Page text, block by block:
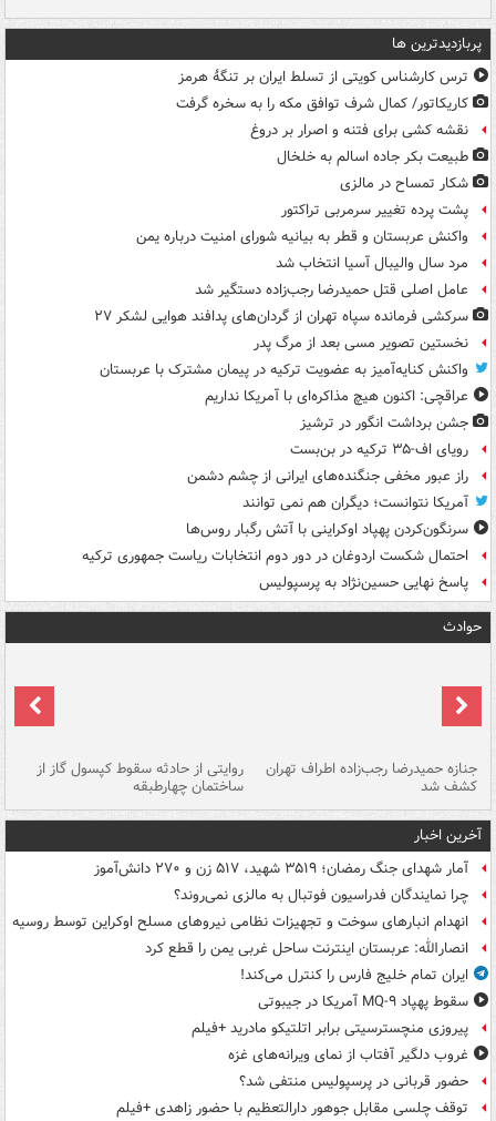
پربازدیدترین ها
ترس کارشناس کویتی از تسلط ایران بر تنگۀ هرمز
کاریکاتور/ کمال شرف توافق مکه را به سخره گرفت
نقشه کشی برای فتنه و اصرار بر دروغ
طبیعت بکر جاده اسالم به خلخال
شکار تمساح در مالزی
پشت پرده تغییر سرمربی تراکتور
واکنش عربستان و قطر به بیانیه شورای امنیت درباره یمن
مرد سال والیبال آسیا انتخاب شد
عامل اصلی قتل حمیدرضا رجب‌زاده دستگیر شد
سرکشی فرمانده سپاه تهران از گردان‌های پدافند هوایی لشکر ۲۷
نخستین تصویر مسی بعد از مرگ پدر
واکنش کنایه‌آمیز به عضویت ترکیه در پیمان مشترک با عربستان
عراقچی: اکنون هیچ مذاکره‌ای با آمریکا نداریم
جشن برداشت انگور در ترشیز
رویای اف-۳۵ ترکیه در بن‌بست
راز عبور مخفی جنگنده‌های ایرانی از چشم دشمن
آمریکا نتوانست؛ دیگران هم نمی توانند
سرنگون‌کردن پهپاد اوکراینی با آتش رگبار روس‌ها
احتمال شکست اردوغان در دور دوم انتخابات ریاست جمهوری ترکیه
پاسخ نهایی حسین‌نژاد به پرسپولیس
حوادث
جنازه حمیدرضا رجب‌زاده اطراف تهران
کشف شد
روایتی از حادثه سقوط کپسول گاز از
ساختمان چهارطبقه
آخرین اخبار
آمار شهدای جنگ رمضان؛ ۳۵۱۹ شهید، ۵۱۷ زن و ۲۷۰ دانش‌آموز
چرا نمایندگان فدراسیون فوتبال به مالزی نمی‌روند؟
انهدام انبارهای سوخت و تجهیزات نظامی نیروهای مسلح اوکراین توسط روسیه
انصارالله: عربستان اینترنت ساحل غربی یمن را قطع کرد
ایران تمام خلیج فارس را کنترل می‌کند!
سقوط پهپاد MQ-۹ آمریکا در جیبوتی
پیروزی منچسترسیتی برابر اتلتیکو مادرید +فیلم
غروب دلگیر آفتاب از نمای ویرانه‌های غزه
حضور قربانی در پرسپولیس منتفی شد؟
توقف چلسی مقابل جوهور دارالتعظیم با حضور زاهدی +فیلم